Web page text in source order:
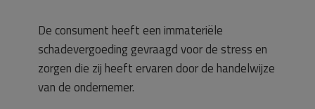
De consument heeft een immateriële
schadevergoeding gevraagd voor de stress en
zorgen die zij heeft ervaren door de handelwijze
van de ondernemer.